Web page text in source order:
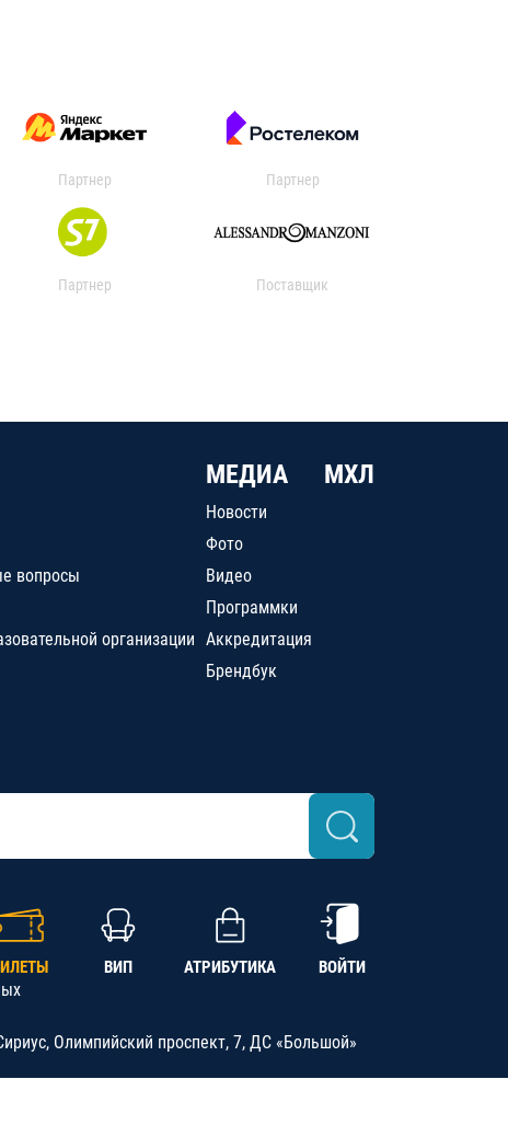
Партнер Партнер
Партнер Поставщик
вопросы
организации
МЕДИА
Новости
Фото
Видео
Программки
Аккредитация
Брендбук
МХЛ
ВИП АТРИБУТИКА ВОЙТИ
Олимпийский проспект, 7, ДС «Большой»